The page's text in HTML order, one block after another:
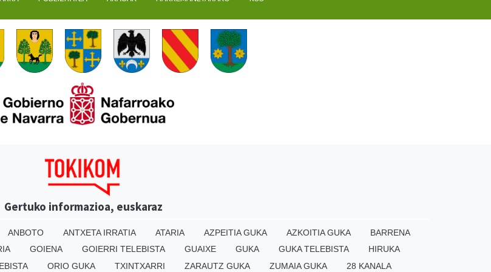
Gertuko informazioa, euskaraz
ANBOTO ANTXETA IRRATIA ATARIA AZPEITIA GUKA AZKOITIA GUKA
BARRENA
GOIENA GOIERRI TELEBISTA GUAIXE GUKA GUKA TELEBISTA
HIRUKA
ORIO GUKA TXINTXARRI ZARAUTZ GUKA ZUMAIA GUKA 28 KANALA